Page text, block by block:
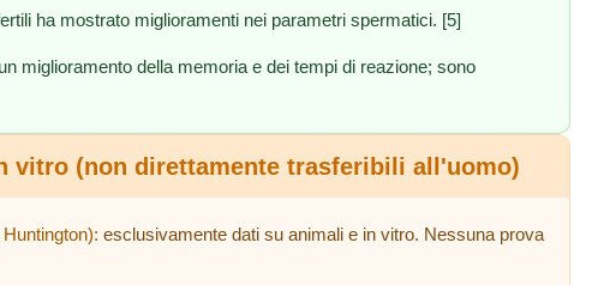
ha mostrato miglioramenti nei parametri spermatici. [5]
miglioramento della memoria e dei tempi di reazione; sono
(non direttamente trasferibili all'uomo)
esclusivamente dati su animali e in vitro. Nessuna prova